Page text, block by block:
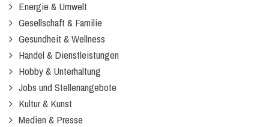
Energie & Umwelt
Gesellschaft & Familie
Gesundheit & Wellness
Handel & Dienstleistungen
Hobby & Unterhaltung
Jobs und Stellenangebote
Kultur & Kunst
Medien & Presse